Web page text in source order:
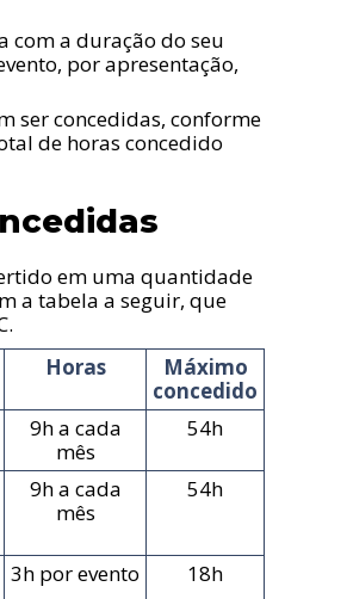
com a duração do seu
por apresentação,
ser concedidas, conforme
de horas concedido
em uma quantidade
a tabela a seguir, que
Horas
Máximo
concedido
9h a cada
mês
54h
9h a cada
mês
54h
3h por evento 18h